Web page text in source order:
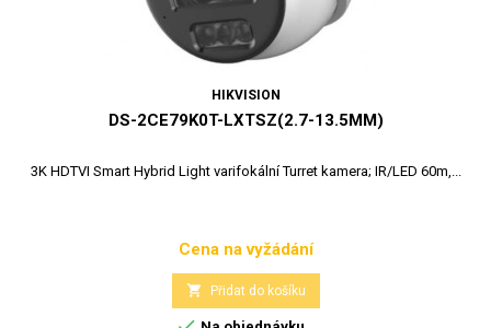
HIKVISION
DS-2CE79K0T-LXTSZ(2.7-13.5MM)
3K HDTVI Smart Hybrid Light varifokální Turret kamera; IR/LED 60m,...
Cena
Cena na vyžádání
 Přidat do košíku